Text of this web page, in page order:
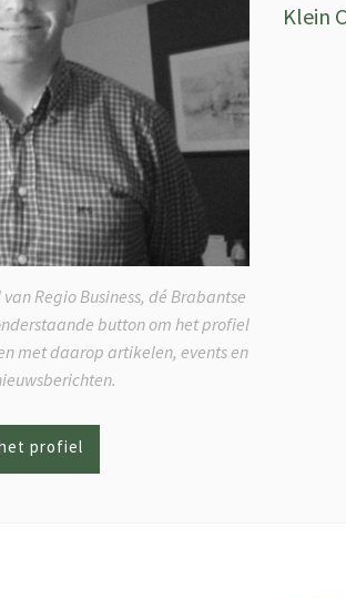
Regio Business, dé Brabantse
button om het profiel
met daarop artikelen, events en
Klein